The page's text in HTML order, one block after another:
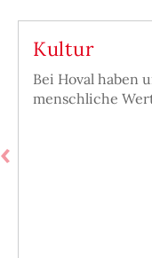
Kultur
Bei Hoval haben
menschliche